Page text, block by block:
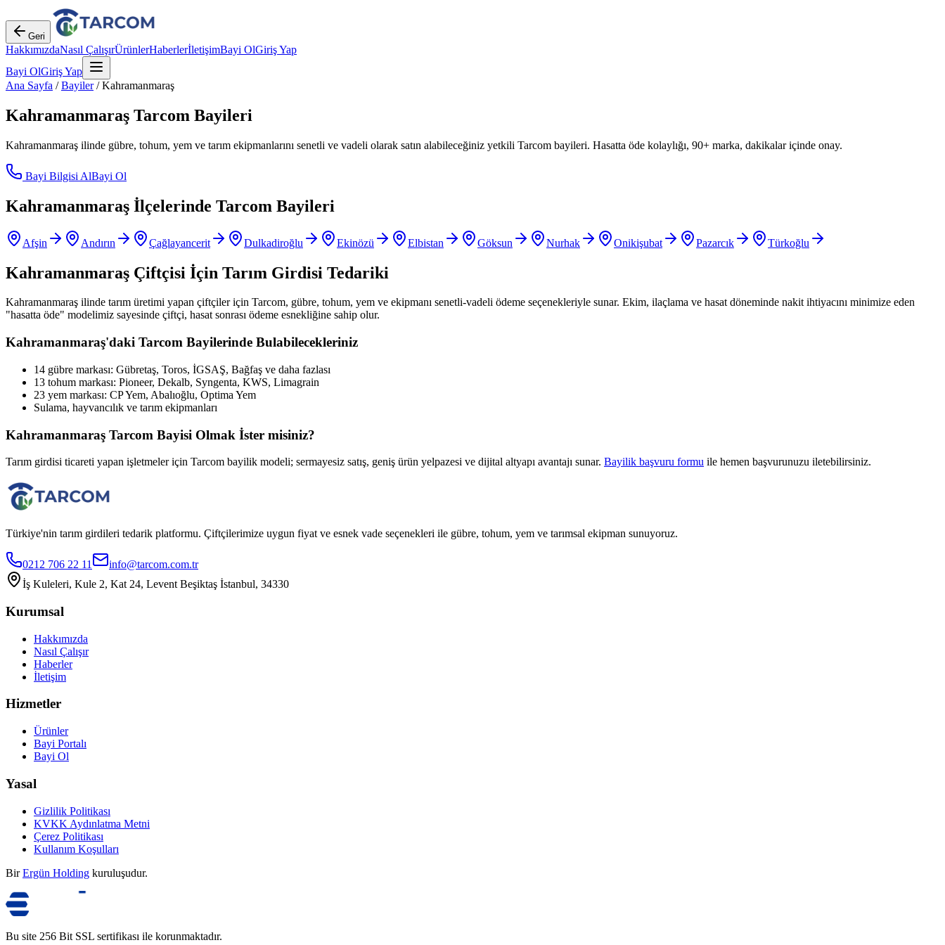
Geri
HakkımızdaNasıl ÇalışırÜrünlerHaberlerİletişimBayi OlGiriş Yap
Bayi OlGiriş Yap
Ana Sayfa /Bayiler/Kahramanmaraş
Kahramanmaraş Tarcom Bayileri
Kahramanmaraş ilinde gübre, tohum, yem ve tarım ekipmanlarını senetli ve vadeli olarak satın alabileceğiniz yetkili Tarcom bayileri. Hasatta öde kolaylığı, 90+ marka, dakikalar içinde onay.
Bayi Bilgisi AlBayi Ol
Kahramanmaraş İlçelerinde Tarcom Bayileri
Afşin Andırın Çağlayancerit Dulkadiroğlu Ekinözü Elbistan Göksun Nurhak Onikişubat Pazarcık Türkoğlu
Kahramanmaraş Çiftçisi İçin Tarım Girdisi Tedariki
Kahramanmaraş ilinde tarım üretimi yapan çiftçiler için Tarcom, gübre, tohum, yem ve ekipmanı senetli-vadeli ödeme seçenekleriyle sunar. Ekim, ilaçlama ve hasat döneminde nakit ihtiyacını minimize eden
"hasatta öde" modelimiz sayesinde çiftçi, hasat sonrası ödeme esnekliğine sahip olur.
Kahramanmaraş'daki Tarcom Bayilerinde Bulabilecekleriniz
14 gübre markası: Gübretaş, Toros, İGSAŞ, Bağfaş ve daha fazlası
13 tohum markası: Pioneer, Dekalb, Syngenta, KWS, Limagrain
23 yem markası: CP Yem, Abalıoğlu, Optima Yem
Sulama, hayvancılık ve tarım ekipmanları
Kahramanmaraş Tarcom Bayisi Olmak İster misiniz?
Tarım girdisi ticareti yapan işletmeler için Tarcom bayilik modeli; sermayesiz satış, geniş ürün yelpazesi ve dijital altyapı avantajı sunar. Bayilik başvuru formu ile hemen başvurunuzu iletebilirsiniz.
Türkiye'nin tarım girdileri tedarik platformu. Çiftçilerimize uygun fiyat ve esnek vade seçenekleri ile gübre, tohum, yem ve tarımsal ekipman sunuyoruz.
0212 706 22 11
info@tarcom.com.tr
İş Kuleleri, Kule 2, Kat 24, Levent Beşiktaş İstanbul, 34330
Kurumsal
Hakkımızda
Nasıl Çalışır
Haberler
İletişim
Hizmetler
Ürünler
Bayi Portalı
Bayi Ol
Yasal
Gizlilik Politikası
KVKK Aydınlatma Metni
Çerez Politikası
Kullanım Koşulları
Bir Ergün Holding kuruluşudur.
Bu site 256 Bit SSL sertifikası ile korunmaktadır.